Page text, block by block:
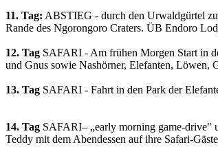
11. Tag: ABSTIEG - durch den Urwaldgürtel
Rande des Ngorongoro Craters. ÜB Endoro
12. Tag SAFARI - Am frühen Morgen Start in
und Gnus sowie Nashörner, Elefanten, Löwen,
13. Tag SAFARI - Fahrt in den Park der
14. Tag SAFARI– „early morning game-drive"
Teddy mit dem Abendessen auf ihre Safari-